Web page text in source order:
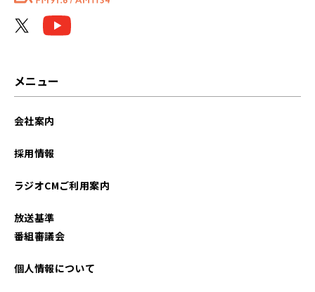
2024年04月
メニュー
会社案内
採用情報
ラジオCMご利用案内
放送基準
番組審議会
個人情報について